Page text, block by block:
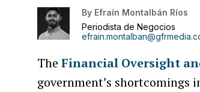
By Efraín Montalbán Ríos
Periodista de Negocios
TheFinancial Oversight
government’s shortcomings